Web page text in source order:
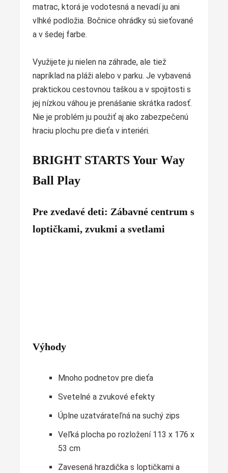
matrac, ktorá je vodotesná a nevadí ju ani
vlhké podložia. Bočnice ohrádky sú sieťované
a v šedej farbe.
Využijete ju nielen na záhrade, ale tiež
napríklad na pláži alebo v parku. Je vybavená
praktickou cestovnou taškou a v spojitosti s
jej nízkou váhou je prenášanie skrátka radosť.
Nie je problém ju použiť aj ako zabezpečenú
hraciu plochu pre dieťa v interiéri.
BRIGHT STARTS Your Way
Ball Play
Pre zvedavé deti: Zábavné centrum s
loptičkami, zvukmi a svetlami
Výhody
Mnoho podnetov pre dieťa
Svetelné a zvukové efekty
Úplne uzatvárateľná na suchý zips
Veľká plocha po rozložení 113 x 176 x
53 cm
Zavesená hrazdička s loptičkami a